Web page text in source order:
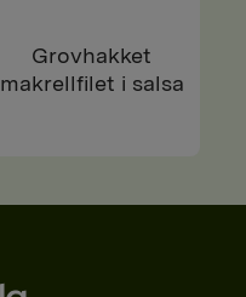
Grovhakket
makrellfilet i salsa